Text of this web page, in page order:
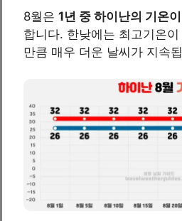
8월은 1년 중 하이난의 기온
합니다. 한낮에는 최고기온
만큼 매우 더운 날씨가 지속